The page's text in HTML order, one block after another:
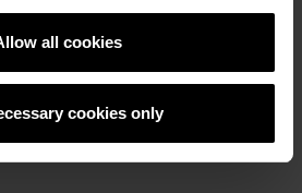
all cookies
cookies only
РЕФЕРЕНТНА ЛИСТА